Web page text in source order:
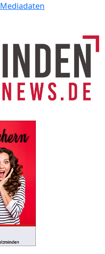
Mediadaten